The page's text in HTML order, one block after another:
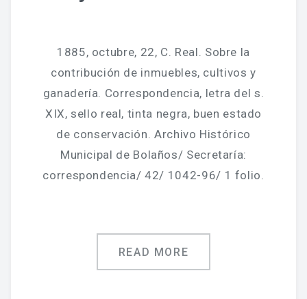
1885, octubre, 22, C. Real. Sobre la
contribución de inmuebles, cultivos y
ganadería. Correspondencia, letra del s.
XIX, sello real, tinta negra, buen estado
de conservación. Archivo Histórico
Municipal de Bolaños/ Secretaría:
correspondencia/ 42/ 1042-96/ 1 folio.
READ MORE